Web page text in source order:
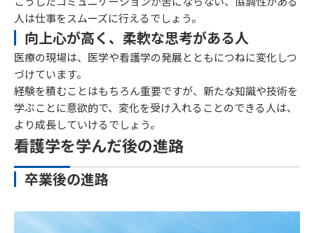
人は仕事をスムーズに行えるでしょう。
向上心が高く、柔軟な思考がある人
医療の現場は、医学や看護学の発展とともにつねに変化しつ
づけています。
経験を積むことはもちろん重要ですが、新たな知識や技術を
学ぶことに意欲的で、変化を受け入れることのできる人は、
より成長していけるでしょう。
看護学を学んだ後の進路
卒業後の進路